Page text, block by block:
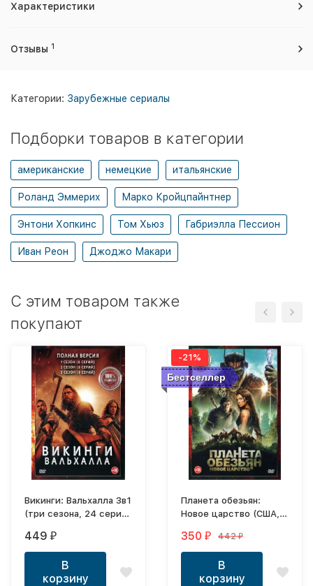
Характеристики
Отзывы 1
Категории: Зарубежные сериалы
Подборки товаров в категории
американские немецкие итальянские
Роланд Эммерих Марко Кройцпайнтнер
Энтони Хопкинс Том Хьюз Габриэлла Пессион
Иван Реон Джоджо Макари
C этим товаром также
покупают
Викинги: Вальхалла 3в1
(три сезона, 24 серии,
449 ₽
В
корзину
Бестселлер
-21%
Планета обезьян:
Новое царство (США,
перевод
профессиональный
(дублированный)
350 ₽ 442₽
В
корзину